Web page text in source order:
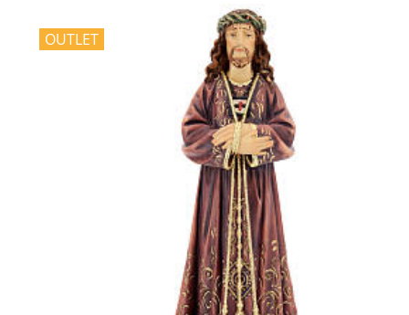
OUTLET